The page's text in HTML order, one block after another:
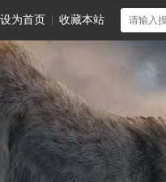
设为首页 收藏本站